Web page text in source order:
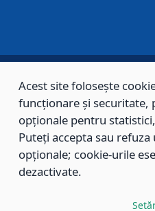
Copyright © 2002 - 2026 - PRIMĂRIA
rezervate.
Sitemap
Acest site folosește
funcționare și securitate,
opționale pentru
Puteți accepta sau
opționale; cookie-urile
dezactivate.